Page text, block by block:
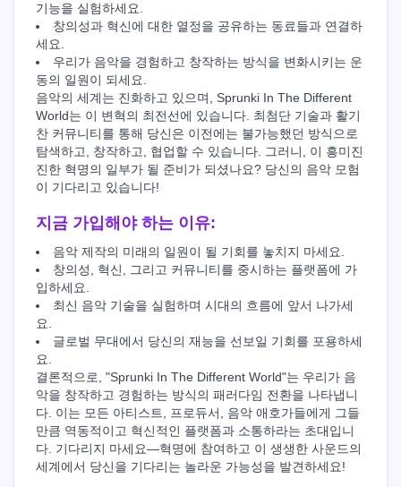
기능을 실험하세요.
창의성과 혁신에 대한 열정을 공유하는 동료들과 연결하
세요.
우리가 음악을 경험하고 창작하는 방식을 변화시키는 운
동의 일원이 되세요.
음악의 세계는 진화하고 있으며, Sprunki In The Different
World는 이 변혁의 최전선에 있습니다. 최첨단 기술과 활기
찬 커뮤니티를 통해 당신은 이전에는 불가능했던 방식으로
탐색하고, 창작하고, 협업할 수 있습니다. 그러니, 이 흥미진
진한 혁명의 일부가 될 준비가 되셨나요? 당신의 음악 모험
이 기다리고 있습니다!
지금 가입해야 하는 이유:
음악 제작의 미래의 일원이 될 기회를 놓치지 마세요.
창의성, 혁신, 그리고 커뮤니티를 중시하는 플랫폼에 가
입하세요.
최신 음악 기술을 실험하며 시대의 흐름에 앞서 나가세
요.
글로벌 무대에서 당신의 재능을 선보일 기회를 포용하세
요.
결론적으로, "Sprunki In The Different World"는 우리가 음
악을 창작하고 경험하는 방식의 패러다임 전환을 나타냅니
다. 이는 모든 아티스트, 프로듀서, 음악 애호가들에게 그들
만큼 역동적이고 혁신적인 플랫폼과 소통하라는 초대입니
다. 기다리지 마세요—혁명에 참여하고 이 생생한 사운드의
세계에서 당신을 기다리는 놀라운 가능성을 발견하세요!